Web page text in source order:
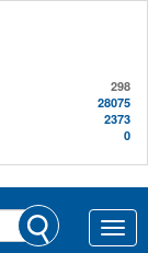
298
28075
2373
0
Toggle